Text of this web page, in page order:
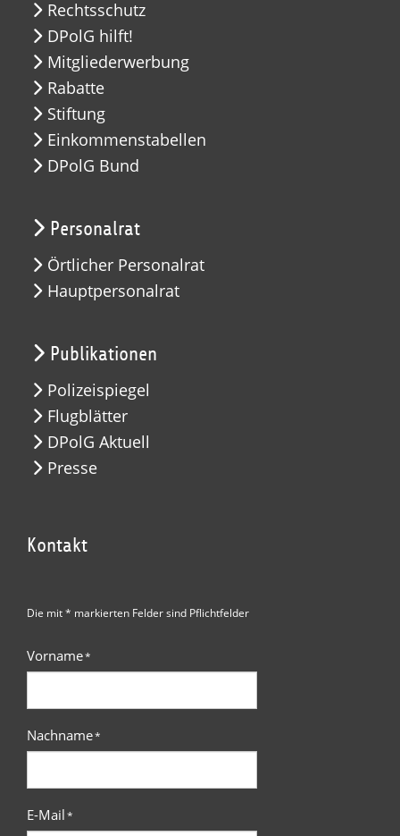
Rechtsschutz
DPolG hilft!
Mitgliederwerbung
Rabatte
Stiftung
Einkommenstabellen
DPolG Bund
Personalrat
Örtlicher Personalrat
Hauptpersonalrat
Publikationen
Polizeispiegel
Flugblätter
DPolG Aktuell
Presse
Kontakt
Die mit * markierten Felder sind Pflichtfelder
Vorname*
Nachname*
E-Mail*